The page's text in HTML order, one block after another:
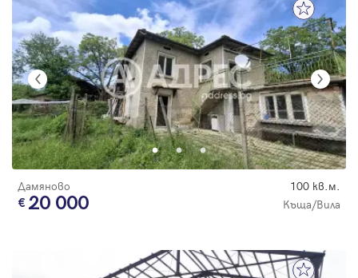
Дамяново 100 кв.м.
20 000 Къща/Вила